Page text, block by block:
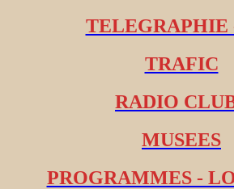
TELEGRAPHIE
TRAFIC
RADIO
MUSEES
PROGRAMMES -